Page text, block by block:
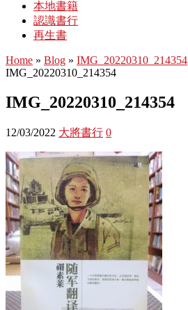
本地書籍
認識書行
再生書
Home » Blog » IMG_20220310_214354
IMG_20220310_214354
IMG_20220310_214354
12/03/2022 大將書行 0